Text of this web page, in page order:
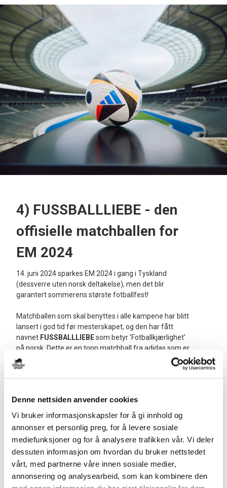
Denne nettsiden anvender cookies
Vi bruker informasjonskapsler for å gi innhold og
annonser et personlig preg, for å levere sosiale
mediefunksjoner og for å analysere trafikken vår. Vi deler
dessuten informasjon om hvordan du bruker nettstedet
vårt, med partnerne våre innen sosiale medier,
annonsering og analysearbeid, som kan kombinere den
4) FUSSBALLLIEBE - den
offisielle matchballen for
EM 2024
14. juni 2024 sparkes EM 2024 i gang i Tyskland
(dessverre uten norsk deltakelse), men det blir
garantert sommerens største fotballfest!
Matchballen som skal benyttes i alle kampene har blitt
lansert i god tid før mesterskapet, og den har fått
navnet FUSSBALLLIEBEsom betyr ‘Fotballkjærlighet’
på norsk. Dette er en topp matchball fra adidas som er
termisk limt sammen, noe som sikrer en sømløs
overflate for en mer forutsigbar ballbane, bedre touch
og lavere vannopptak. I tillegg kommer matchballen
stadioner. En perfekt julegave til den fotballivrige!
FUSSBALLLIEBE er også tilgjengelig i flere ulike
prispunkter - deriblant League-utgaven som kommer i
en praktisk gaveeske for julen.
Kjøp adidas FUSSBALLLIEBE EM 2024 Fotballer her >